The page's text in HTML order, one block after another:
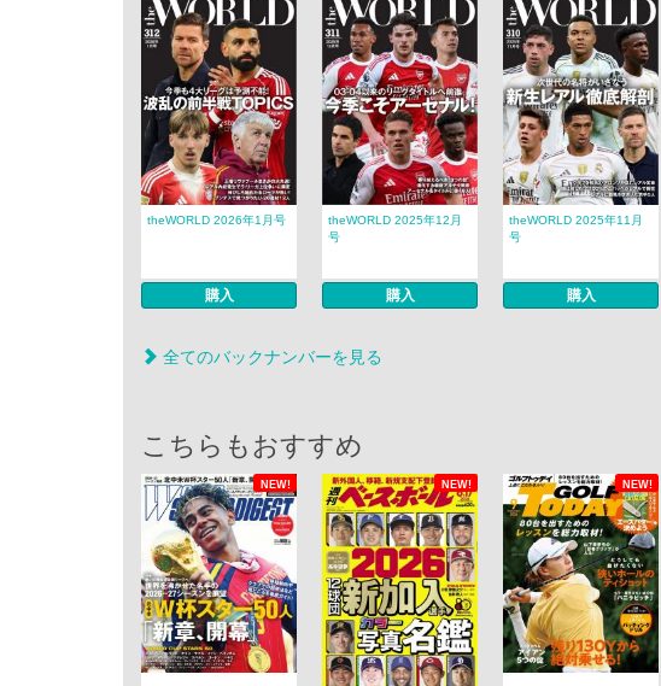
theWORLD 2026年1月号
購入
theWORLD 2025年12月
号
購入
theWORLD 2025年11月
号
購入
全てのバックナンバーを見る
こちらもおすすめ
NEW! NEW! NEW!